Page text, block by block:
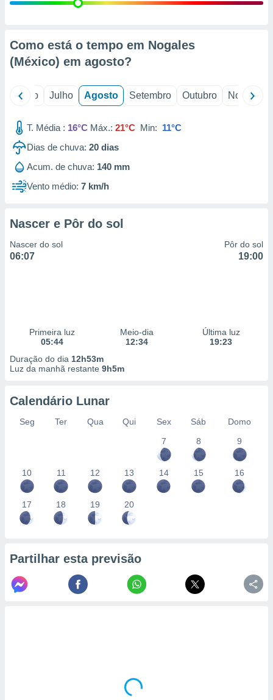
através
estudos
1199
Como está o tempo em Nogales
(México) em agosto?
Junho Julho Agosto Setembro Outubro Novembro
T. Média : 16°C Máx.: 21°C Min: 11°C
Dias de chuva: 20 dias
Acum. de chuva: 140 mm
Vento médio: 7 km/h
Nascer e Pôr do sol
Nascer do sol
06:07
Pôr do sol
19:00
Primeira luz
05:44
Meio-dia
12:34
Última luz
19:23
Duração do dia 12h53m
Luz da manhã restante 9h5m
Calendário Lunar
Seg Ter Qua Qui Sex Sáb
Domo
7
8 9
10 11 12 13 14 15 16
17 18 19 20
Partilhar esta previsão